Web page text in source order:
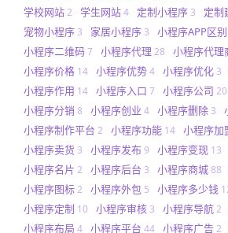
学校网站2 学生网站4 定制小程序 3 定制
宠物小程序 3 家居小程序 3 小程序APP区别
小程序二维码7 小程序代理 28 小程序代理
小程序价格 14 小程序优势4 小程序优化 3
小程序作用 14 小程序入口 7 小程序公司 20
小程序分销 8 小程序创业 4 小程序删除 3
小程序制作平台 2 小程序功能 14 小程序加
小程序卖货 3 小程序发布9 小程序变现 13
小程序名片 2 小程序后台 3 小程序商城88
小程序图标2 小程序外包 5 小程序多少钱
小程序定制 10 小程序审核 3 小程序导航2
小程序布局 4 小程序平台 44 小程序广告2